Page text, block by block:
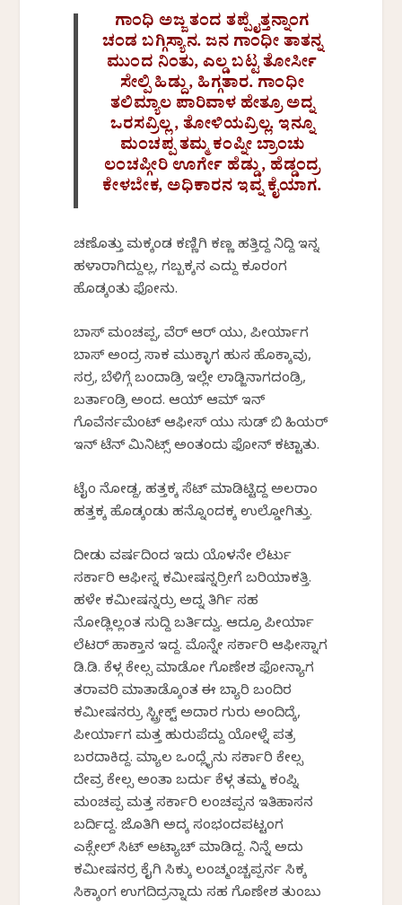
ಗಾಂಧಿ ಅಜ್ಜ ತಂದ ತಪ್ಪೈತ್ತನ್ನಾಂಗ
ಚಂಡ ಬಗ್ಗಿಸ್ಯಾನ. ಜನ ಗಾಂಧೀ ತಾತನ್ನ
ಮುಂದ ನಿಂತು, ಎಲ್ಡ ಬಟ್ಟ ತೋರ್ಸೀ
ಸೇಲ್ಪಿ ಹಿಡ್ದು, ಹಿಗ್ಗತಾರ. ಗಾಂಧೀ
ತಲಿಮ್ಯಾಲ ಪಾರಿವಾಳ ಹೇತ್ರೂ ಅದ್ನ
ಒರಸವ್ರಿಲ್ಲ, ತೋಳಿಯವ್ರಿಲ್ಲ. ಇನ್ನೂ
ಮಂಚಪ್ಪ ತಮ್ಮ ಕಂಪ್ನೀ ಬ್ರಾಂಚು
ಲಂಚಪ್ಗೀರಿ ಊರ್ಗೇ ಹೆಡ್ಡು, ಹೆಡ್ಡಂದ್ರ
ಕೇಳಬೇಕ, ಅಧಿಕಾರನ ಇವ್ನ ಕೈಯಾಗ.
ಚಣೊತ್ತು ಮಕ್ಕಂಡ ಕಣ್ಣಿಗಿ ಕಣ್ಣ ಹತ್ತಿದ್ದ ನಿದ್ದಿ ಇನ್ನ
ಹಳಾರಾಗಿದ್ದುಲ್ಲ, ಗಬ್ಬಕ್ಕನ ಎದ್ದು ಕೂರಂಗ
ಹೊಡ್ಕಂತು ಫೋನು.
ಬಾಸ್ ಮಂಚಪ್ಪ, ವೆರ್ ಆರ್ ಯು, ಪೀರ್ಯಾಗ
ಬಾಸ್ ಅಂದ್ರ ಸಾಕ ಮುಕ್ಳಾಗ ಹುಸ ಹೊಕ್ಕಾವು,
ಸರ್ರ, ಬೆಳಿಗ್ಗೆ ಬಂದಾಡ್ರಿ ಇಲ್ಲೇ ಲಾಡ್ಜಿನಾಗದಂಡ್ರಿ,
ಬರ್ತಾಂಡ್ರಿ ಅಂದ. ಆಯ್ ಆಮ್ ಇನ್
ಗೊವೆರ್ನಮೆಂಟ್ ಆಫೀಸ್ ಯು ಸುಡ್ ಬಿ ಹಿಯರ್
ಇನ್ ಟೆನ್ ಮಿನಿಟ್ಸ್ ಅಂತಂದು ಫೋನ್ ಕಟ್ಟಾತು.
ಟೈಂ ನೋಡ್ದ, ಹತ್ತಕ್ಕ ಸೆಟ್ ಮಾಡಿಟ್ಟಿದ್ದ ಅಲರಾಂ
ಹತ್ತಕ್ಕ ಹೊಡ್ಕಂಡು ಹನ್ನೊಂದಕ್ಕ ಉಲ್ಡೋಗಿತ್ತು.
ದೀಡು ವರ್ಷದಿಂದ ಇದು ಯೊಳನೇ ಲೆರ್ಟು
ಸರ್ಕಾರಿ ಆಫೀಸ್ನ ಕಮೀಷನ್ನರ್ರೀಗೆ ಬರಿಯಾಕತ್ತಿ.
ಹಳೇ ಕಮೀಷನ್ನರ್ರು ಅದ್ನ ತಿರ್ಗಿ ಸಹ
ನೋಡ್ಲಿಲ್ಲಂತ ಸುದ್ದಿ ಬರ್ತಿದ್ವು. ಆದ್ರೂ ಪೀರ್ಯಾ
ಲೆಟರ್‌ ಹಾಕ್ತಾನ ಇದ್ದ. ಮೊನ್ನೇ ಸರ್ಕಾರಿ ಆಫೀಸ್ನಾಗ
ಡಿ.ಡಿ. ಕೆಳ್ಗ ಕೇಲ್ಸ ಮಾಡೋ ಗೊಣೇಶ ಫೋನ್ಯಾಗ
ತರಾವರಿ ಮಾತಾಡ್ಕೊಂತ ಈ ಬ್ಯಾರಿ ಬಂದಿರ
ಕಮೀಷನರ್ರು ಸ್ಟ್ರೀಕ್ಟ್ ಅದಾರ ಗುರು ಅಂದಿದ್ಕೆ,
ಪೀರ್ಯಾಗ ಮತ್ತ ಹುರುಪೆದ್ದು ಯೋಳ್ನೆ ಪತ್ರ
ಬರದಾಕಿದ್ದ. ಮ್ಯಾಲ ಒಂದ್ಲೈನು ಸರ್ಕಾರಿ ಕೇಲ್ಸ
ದೇವ್ರ ಕೇಲ್ಸ ಅಂತಾ ಬರ್ದು ಕೆಳ್ಗ ತಮ್ಮ ಕಂಪ್ನಿ
ಮಂಚಪ್ಪ ಮತ್ತ ಸರ್ಕಾರಿ ಲಂಚಪ್ಪನ ಇತಿಹಾಸನ
ಬರ್ದಿದ್ದ. ಜೊತಿಗಿ ಅದ್ಕ ಸಂಭಂದಪಟ್ಟಂಗ
ಎಕ್ಸೇಲ್ ಸಿಟ್ ಅಟ್ಯಾಚ್ ಮಾಡಿದ್ದ. ನಿನ್ನೆ ಅದು
ಕಮೀಷನರ್ರ ಕೈಗಿ ಸಿಕ್ಕು ಲಂಚ್ಮಂಚ್ಚಪ್ಪರ್ನ ಸಿಕ್ಕ
ಸಿಕ್ಕಾಂಗ ಉಗದಿದ್ರನ್ನಾದು ಸಹ ಗೊಣೇಶ ತುಂಬು